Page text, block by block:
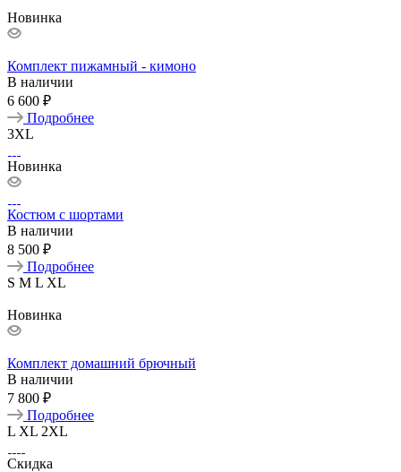
Новинка
Комплект пижамный - кимоно
В наличии
6 600 ₽
Подробнее
3XL
Новинка
Костюм с шортами
В наличии
8 500 ₽
Подробнее
S M L XL
Новинка
Комплект домашний брючный
В наличии
7 800 ₽
Подробнее
L XL 2XL
Скидка